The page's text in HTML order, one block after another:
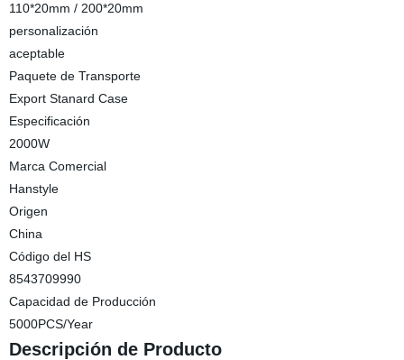
110*20mm / 200*20mm
personalización
aceptable
Paquete de Transporte
Export Stanard Case
Especificación
2000W
Marca Comercial
Hanstyle
Origen
China
Código del HS
8543709990
Capacidad de Producción
5000PCS/Year
Descripción de Producto